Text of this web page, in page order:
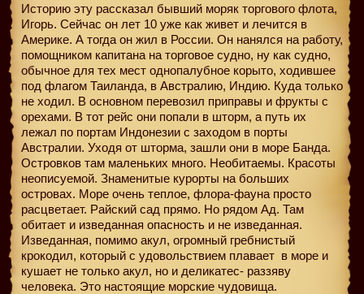
Историю эту рассказал бывший моряк торгового флота,
Игорь. Сейчас он лет 10 уже как живет и лечится в
Америке. А тогда он жил в России. Он нанялся на работу,
помощником капитана на торговое судно, ну как судно,
обычное для тех мест однопалубное корыто, ходившее
под флагом Таиланда, в Австралию, Индию. Куда только
не ходил. В основном перевозил приправы и фрукты с
орехами. В тот рейс они попали в шторм, а путь их
лежал по портам Индонезии с заходом в порты
Австралии. Уходя от шторма, зашли они в море Банда.
Островков там маленьких много. Необитаемы. Красоты
неописуемой. Знаменитые курорты на больших
островах. Море очень теплое, флора-фауна просто
расцветает. Райский сад прямо. Но рядом Ад. Там
обитает и изведанная опасность и не изведанная.
Изведанная, помимо акул, огромный гребнистый
крокодил, который с удовольствием плавает в море и
кушает не только акул, но и деликатес- раззяву
человека. Это настоящие морские чудовища.